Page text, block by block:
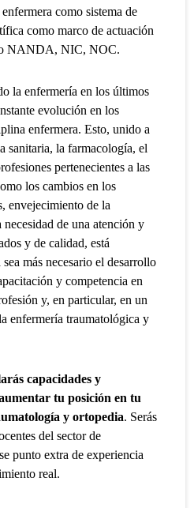
como sistema de
como marco de actuación
NANDA, NIC, NOC.
la enfermería en los últimos
evolución en los
enfermera. Esto, unido a
sanitaria, la farmacología, el
pertenecientes a las
los cambios en los
envejecimiento de la
de una atención y
y de calidad, está
más necesario el desarrollo
y competencia en
y, en particular, en un
enfermería traumatológica y
capacidades y
tu posición en tu
y ortopedia. Serás
del sector de
punto extra de experiencia
real.